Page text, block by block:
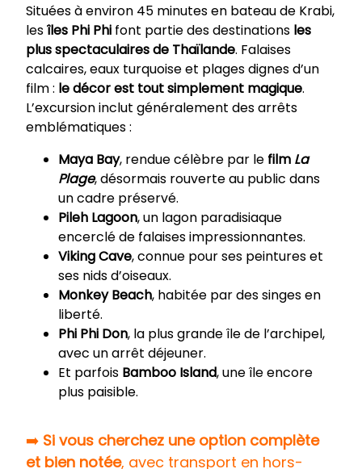
Situées à environ 45 minutes en bateau de Krabi,
lesîles Phi Phi font partie des destinations les
plus spectaculaires de Thaïlande. Falaises
calcaires, eaux turquoise et plages dignes d’un
film : le décor est tout simplement magique.
L’excursion inclut généralement des arrêts
emblématiques :
Maya Bay, rendue célèbre par le film La
Plage, désormais rouverte au public dans
un cadre préservé.
Pileh Lagoon, un lagon paradisiaque
encerclé de falaises impressionnantes.
Viking Cave, connue pour ses peintures et
ses nids d’oiseaux.
Monkey Beach, habitée par des singes en
liberté.
Phi Phi Don, la plus grande île de l’archipel,
avec un arrêt déjeuner.
Et parfois Bamboo Island, une île encore
plus paisible.
➡️ Si vous cherchez une option complète
et bien notée, avec transport en hors-